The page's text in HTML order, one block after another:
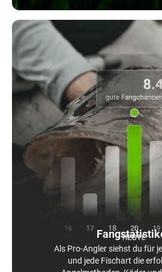
Als Pro-Angler siehst du für
und jede Fischart die